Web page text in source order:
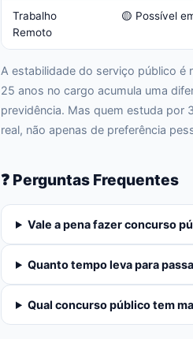
Trabalho
Remoto
🟡 Possível
A estabilidade do serviço público
25 anos no cargo acumula uma
previdência. Mas quem estuda por
real, não apenas de preferência
❓ Perguntas Frequentes
Vale a pena fazer concurso
Quanto tempo leva para
Qual concurso público tem